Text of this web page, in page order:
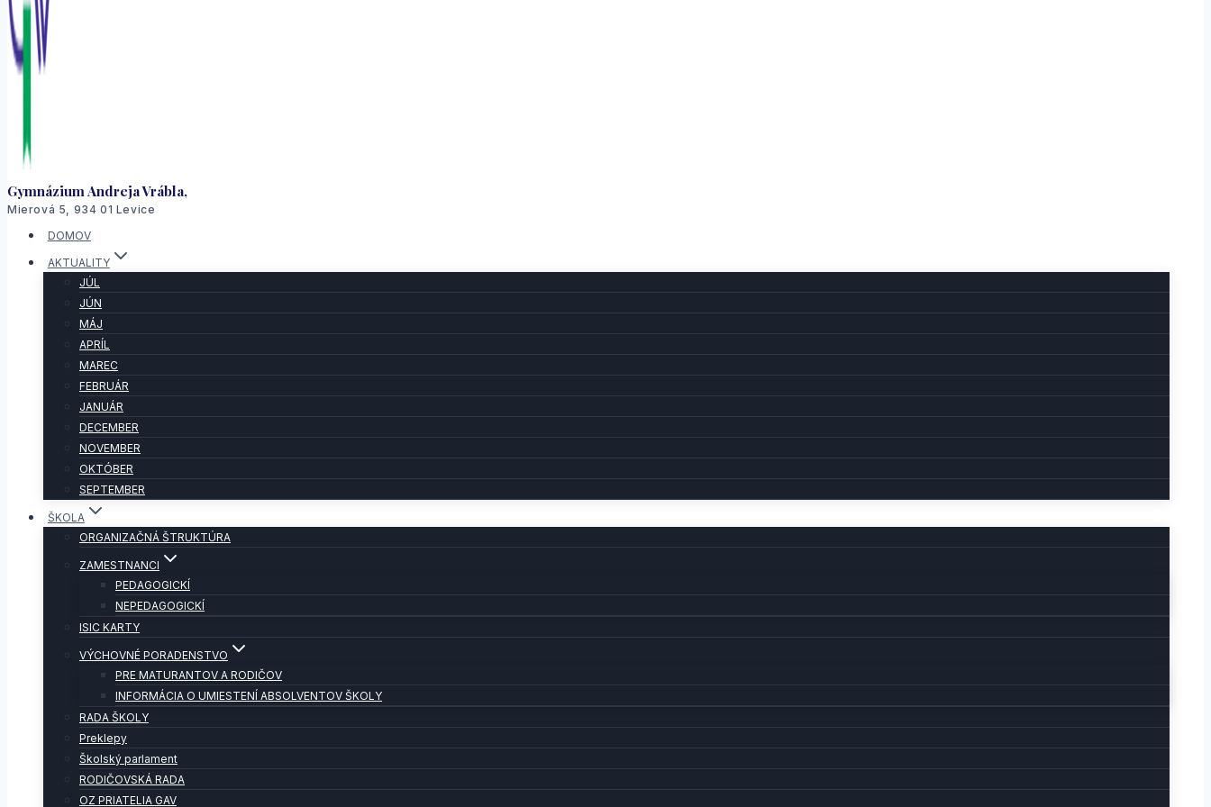
Gymnázium Andreja Vrábla,
Mierová 5, 934 01 Levice
DOMOV
AKTUALITY
JÚL
JÚN
MÁJ
APRÍL
MAREC
FEBRUÁR
JANUÁR
DECEMBER
NOVEMBER
OKTÓBER
SEPTEMBER
ŠKOLA
ORGANIZAČNÁ ŠTRUKTÚRA
ZAMESTNANCI
PEDAGOGICKÍ
NEPEDAGOGICKÍ
ISIC KARTY
VÝCHOVNÉ PORADENSTVO
PRE MATURANTOV A RODIČOV
INFORMÁCIA O UMIESTENÍ ABSOLVENTOV ŠKOLY
RADA ŠKOLY
Preklepy
Školský parlament
RODIČOVSKÁ RADA
OZ PRIATELIA GAV